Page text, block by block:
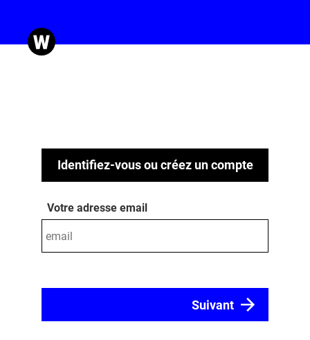
Identifiez-vous ou créez un compte
Votre adresse email